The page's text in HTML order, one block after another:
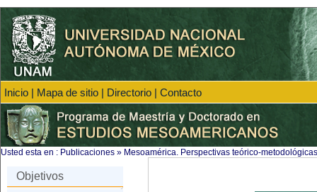
Inicio | Mapa de sitio | Directorio | Contacto
Usted esta en : Publicaciones » Mesoamérica. Perspectivas teórico-
Objetivos